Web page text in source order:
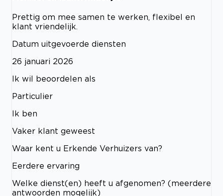
Prettig om mee samen te werken, flexibel en
klant vriendelijk.
Datum uitgevoerde diensten
26 januari 2026
Ik wil beoordelen als
Particulier
Ik ben
Vaker klant geweest
Waar kent u Erkende Verhuizers van?
Eerdere ervaring
Welke dienst(en) heeft u afgenomen? (meerdere
antwoorden mogelijk)